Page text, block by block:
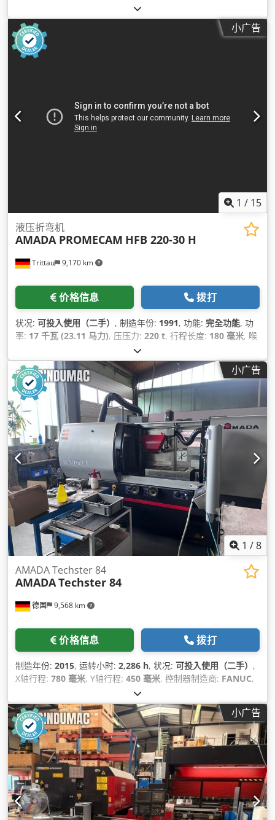
小广告
1 / 15
Trittau 9,170 km
液压折弯机
AMADA PROMECAM HFB 220-30 H
价格信息 拨打
状况: 可投入使用（二手） , 制造年份: 1991, 功能: 完全功能, 功
率: 17 千瓦 (23.11 马力), 压压力: 220 t, 行程长度: 180 毫米, 喉
3,650 毫米, 总高度:
17,900 千克,
小广告
1 /8
德国 9,568 km
AMADA Techster 84
AMADATechster 84
价格信息 拨打
制造年份: 2015, 运转小时: 2,286 h, 状况: 可投入使用（二手） ,
X轴行程: 780 毫米, Y轴行程: 450 毫米, 控制器制造商: FANUC,
Series 32i-MODEL B
机功率:7,500 瓦特, 桌面长度:700 毫米, 工作台宽度:400 毫米,
轴数:3, 小广告